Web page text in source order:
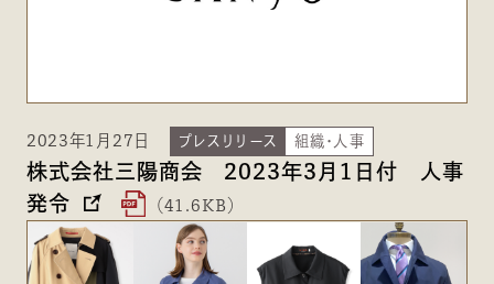
2023年1月27日 プレスリリース 組織・人事
株式会社三陽商会 2023年3月1日付 人事
発令
（41.6KB）